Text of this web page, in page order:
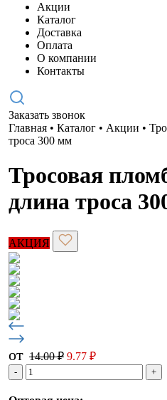
Акции
Каталог
Доставка
Оплата
О компании
Контакты
Заказать звонок
Главная • Каталог • Акции •
троса 300 мм
Тросовая
длина троса
АКЦИЯ
от 14.00₽ 9.77 ₽
- +